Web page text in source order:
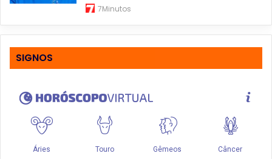
7Minutos
SIGNOS